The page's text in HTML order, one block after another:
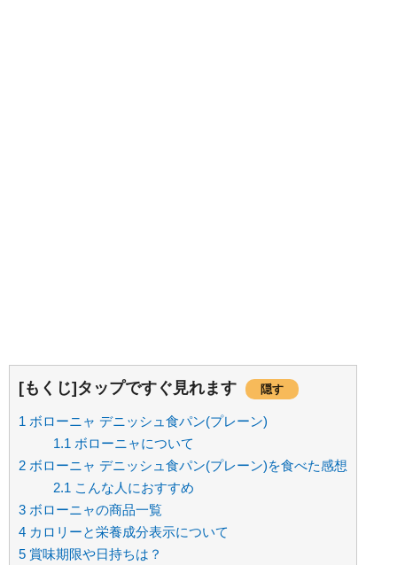
[もくじ]タップですぐ見れます 隠す
1 ボローニャ デニッシュ食パン(プレーン)
1.1 ボローニャについて
2 ボローニャ デニッシュ食パン(プレーン)を食べた感想
2.1 こんな人におすすめ
3 ボローニャの商品一覧
4 カロリーと栄養成分表示について
5 賞味期限や日持ちは？